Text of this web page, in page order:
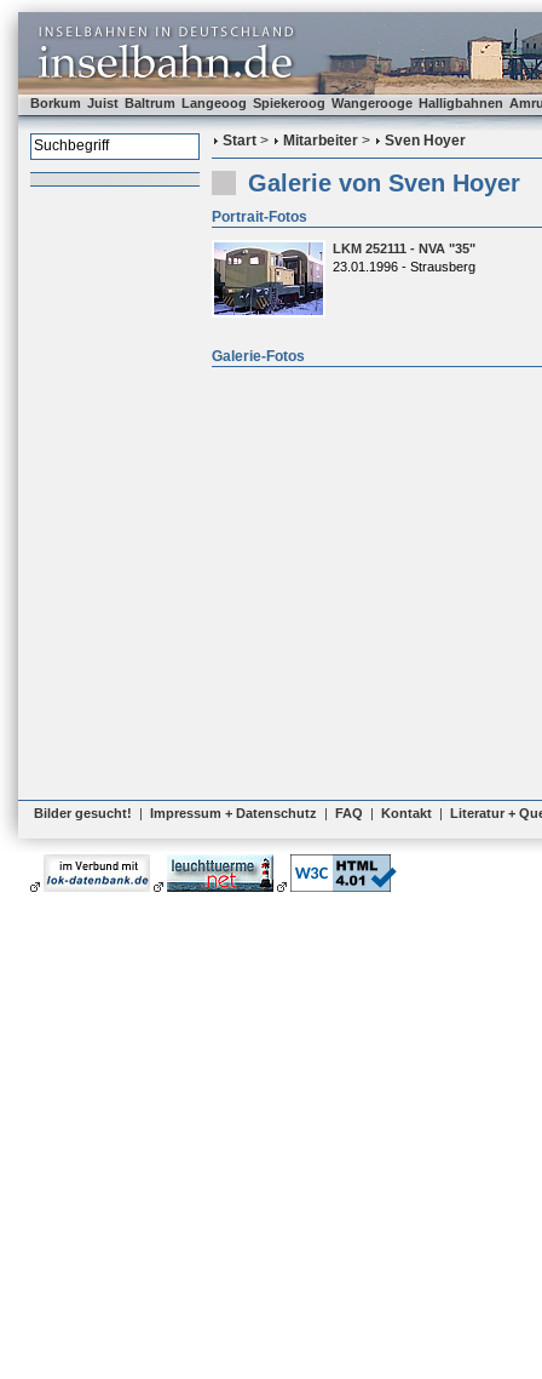
Borkum Juist Baltrum Langeoog Spiekeroog Wangerooge Halligbahnen
Start > Mitarbeiter > Sven Hoyer
Galerie von Sven Hoyer
Portrait-Fotos
LKM 252111 - NVA "35"
23.01.1996 - Strausberg
Galerie-Fotos
Bilder gesucht! | Impressum + Datenschutz | FAQ | Kontakt | Literatur +